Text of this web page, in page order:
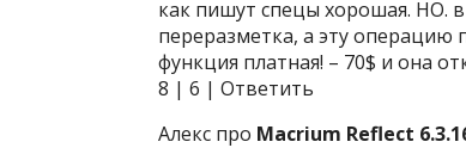
как пишут спецы хорошая. НО. в
переразметка, а эту операцию
функция платная! – 70$ и она
8 | 6 | Ответить
Алекс про Macrium Reflect